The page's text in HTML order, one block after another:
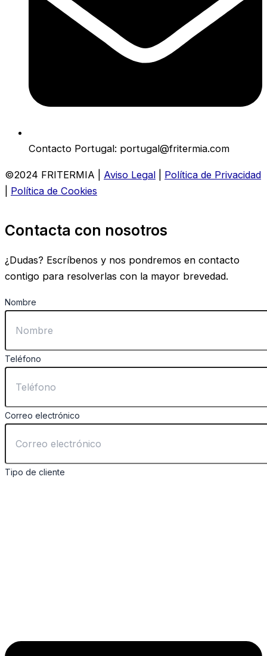
Contacto Portugal: portugal@fritermia.com
©2024 FRITERMIA | Aviso Legal
Política de Privacidad
Política de Cookies
Contacta con nosotros
¿Dudas? Escríbenos y nos pondremos en contacto
contigo para resolverlas con la mayor brevedad.
Nombre
Teléfono
Correo electrónico
Tipo de cliente